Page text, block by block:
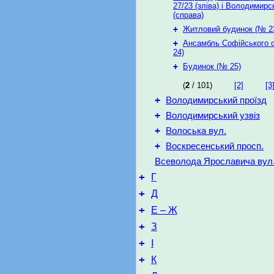
27/23 (зліва) і
(справа)
+ Житловий будинок (№
+ Ансамбль Софійського
24)
+
Будинок (№ 25)
(2 / 101) [2] [3]
+ Володимирський проїзд
+ Володимирський узвіз
+ Волоська вул.
+
Воскресенський просп.
Всеволода Ярославича вул.
+ Г
+ Д
+ Е – Ж
+ З
+
+ К